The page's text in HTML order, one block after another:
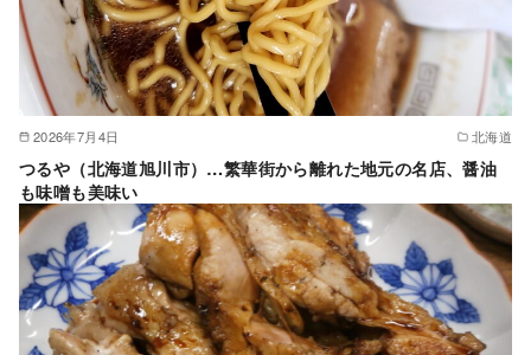
2026年7月4日 北海道
つるや（北海道旭川市）…繁華街から離れた地元の名店、醤油
も味噌も美味い